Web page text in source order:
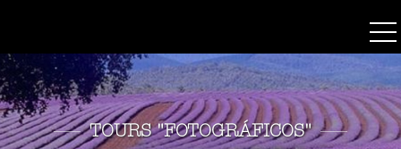
TOURS "FOTOGRÁFICOS"